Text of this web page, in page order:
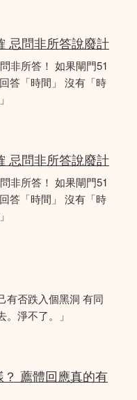
忌問非所答說廢計
非所答！ 如果閘門51
答「時間」 沒有「時
忌問非所答說廢計
非所答！ 如果閘門51
答「時間」 沒有「時
有否跌入個黑洞 有同
淨不了。」
薦體回應真的有